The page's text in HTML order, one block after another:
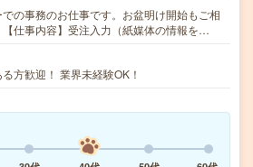
の事務のお仕事です。お盆明け開始もご相
仕事内容】受注入力（紙媒体の情報を…
方歓迎！ 業界未経験OK！